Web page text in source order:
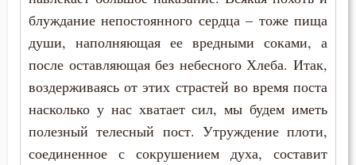
блуждание непостоянного сердца – тоже пища
души, наполняющая ее вредными соками, а
после оставляющая без небесного Хлеба. Итак,
воздерживаясь от этих страстей во время поста
насколько у нас хватает сил, мы будем иметь
полезный телесный пост. Утруждение плоти,
соединенное с сокрушением духа, составит